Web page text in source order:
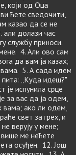
који од Оца
ћете сведочити,
казао да се не
али долази час
службу приноси.
4. Али ово сам
да вам ја казах;
вама. 5. А сада идем
„Куда идеш?"
је испунила срце
за вас да ја одем,
вама; ако ли одем,
свет за грех, и
верују у мене;
ме нећете
осуђен. 12. Још